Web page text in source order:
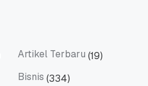
Artikel Terbaru (19)
Bisnis (334)